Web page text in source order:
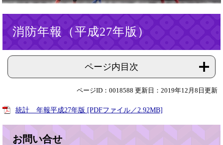
消防年報（平成27年版）
ページ内目次
ページID：0018588 更新日：2019年12月8日更新
統計 年報平成27年版 [PDFファイル／2.92MB]
お問い合せ